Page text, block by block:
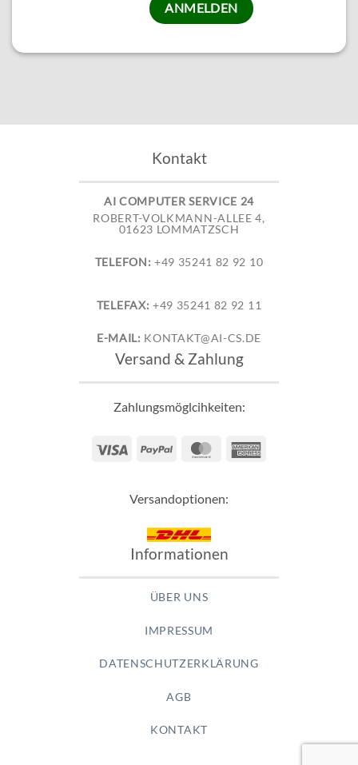
Kontakt
AI COMPUTER SERVICE 24
ROBERT-VOLKMANN-ALLEE 4,
01623 LOMMATZSCH
TELEFON: +49 35241 82 92 10
TELEFAX: +49 35241 82 92 11
E-MAIL: KONTAKT@AI-CS.DE
Versand & Zahlung
Zahlungsmöglcihkeiten:
Visa PayPal MasterCard
Versandoptionen:
Informationen
ÜBER UNS
IMPRESSUM
DATENSCHUTZERKLÄRUNG
AGB
KONTAKT